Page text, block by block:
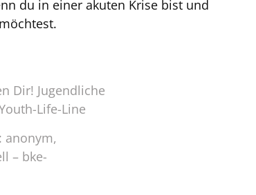
du in einer akuten Krise bist und
Dir! Jugendliche
Life-Line
anonym,
– bke-